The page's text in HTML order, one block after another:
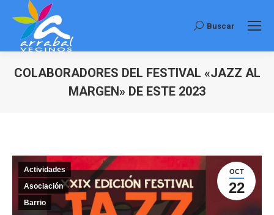
Buscar:
Buscar
COLABORADORES DEL FESTIVAL «JAZZ AL
MARGEN» DE ESTE 2023
OCT
22
Actividades
Asociación
Barrio